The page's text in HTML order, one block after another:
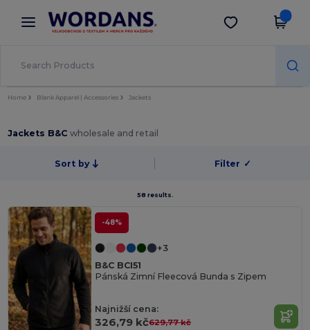
× Aplikace Wordans
Lepší ceny v aplikaci!
Stáhnout app
Home Blank Apparel | Accessories Jackets
Jackets B&Cwholesale and retail
Sort by Filter ✓
58 results.
-48%
+3
B&C BCI51
Pánská Zimní Fleecová Bunda s Zipem
Najnižší cena:
326,79 kč629,77 kč